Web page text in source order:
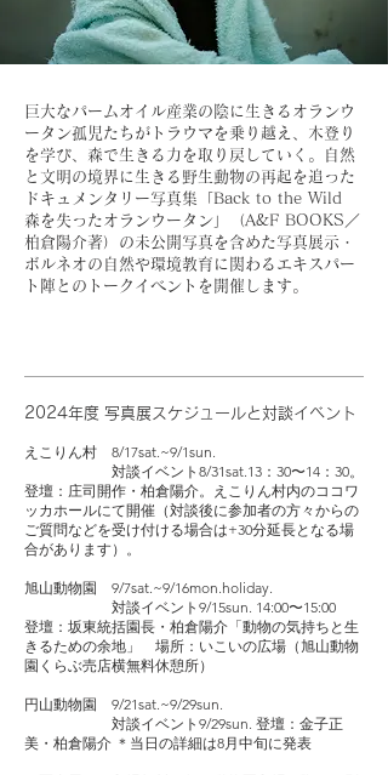
巨大なパームオイル産業の陰に生きるオランウ
ータン孤児たちがトラウマを乗り越え、木登り
を学び、森で生きる力を取り戻していく。自然
と文明の境界に生きる野生動物の再起を追った
ドキュメンタリー写真集「Back to the Wild
森を失ったオランウータン」（A&F BOOKS／
柏倉陽介著）の未公開写真を含めた写真展示・
ボルネオの自然や環境教育に関わるエキスパー
ト陣とのトークイベントを開催します。
2024年度 写真展スケジュールと対談イベント
えこりん村 8/17sat.~9/1sun.
対談イベント8/31sat.13：30〜14：30。
登壇：庄司開作・柏倉陽介。えこりん村内のココワ
ッカホールにて開催（対談後に参加者の方々からの
ご質問などを受け付ける場合は+30分延長となる場
合があります）。
旭山動物園 9/7sat.~9/16mon.holiday.
対談イベント9/15sun. 14:00〜15:00
登壇：坂東統括園長 ・柏倉陽介「動物の気持ちと生
きるための余地」 場所： いこいの広場（旭山動物
園くらぶ売店横無料休憩所）
円山動物園 9/21sat.~9/29sun.
対談イベント9/29sun. 登壇：金子正
美・柏倉陽介 ＊当日の詳細は8月中旬に発表